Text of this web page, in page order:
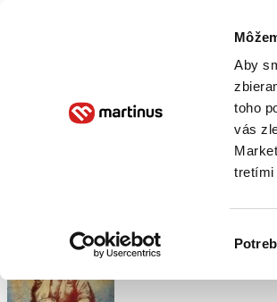
Aby
toho
vás
tretími
Poukážky